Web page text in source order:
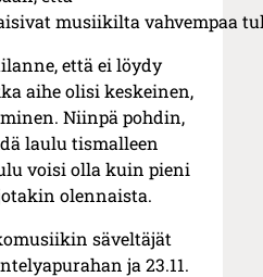
musiikilta vahvempaa
että ei löydy
aihe olisi keskeinen,
Niinpä pohdin,
laulu tismalleen
voisi olla kuin pieni
olennaista.
säveltäjät
ja 23.11.